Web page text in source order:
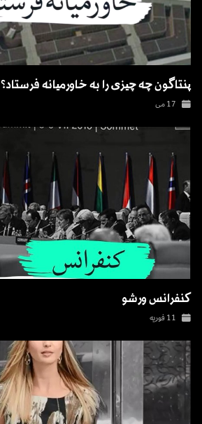
پنتاگون چه چیزی را به خاورمیانه فرستاد؟
17 می
کنفرانس ورشو
11 فوریه